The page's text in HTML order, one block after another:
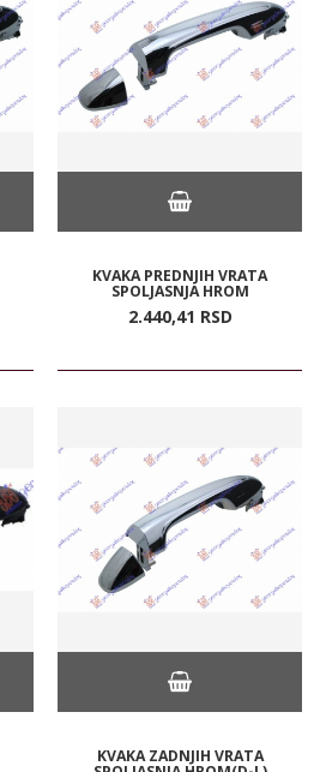
KVAKA PREDNJIH VRATA
SPOLJASNJA HROM
2.440,41 RSD
KVAKA ZADNJIH VRATA